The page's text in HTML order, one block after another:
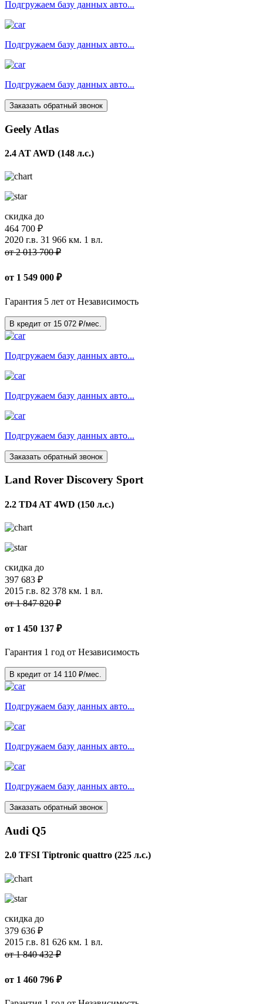
Подгружаем базу данных авто...
Подгружаем базу данных авто...
Подгружаем базу данных авто...
Заказать обратный звонок
Geely Atlas
2.4 AT AWD (148 л.с.)
скидка до
464 700 ₽
2020 г.в. 31 966 км. 1 вл.
от 2 013 700 ₽
от 1 549 000 ₽
Гарантия 5 лет от Независимость
В кредит от 15 072 ₽/мес.
Подгружаем базу данных авто...
Подгружаем базу данных авто...
Подгружаем базу данных авто...
Заказать обратный звонок
Land Rover Discovery Sport
2.2 TD4 AT 4WD (150 л.с.)
скидка до
397 683 ₽
2015 г.в. 82 378 км. 1 вл.
от 1 847 820 ₽
от 1 450 137 ₽
Гарантия 1 год от Независимость
В кредит от 14 110 ₽/мес.
Подгружаем базу данных авто...
Подгружаем базу данных авто...
Подгружаем базу данных авто...
Заказать обратный звонок
Audi Q5
2.0 TFSI Tiptronic quattro (225 л.с.)
скидка до
379 636 ₽
2015 г.в. 81 626 км. 1 вл.
от 1 840 432 ₽
от 1 460 796 ₽